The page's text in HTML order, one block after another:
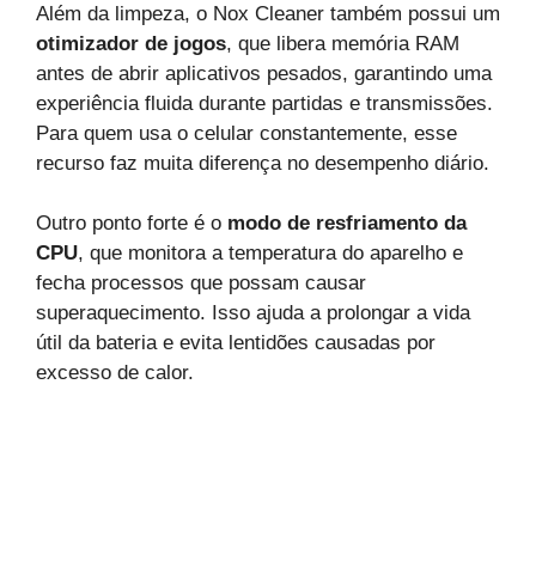
Além da limpeza, o Nox Cleaner também possui um
otimizador de jogos, que libera memória RAM
antes de abrir aplicativos pesados, garantindo uma
experiência fluida durante partidas e transmissões.
Para quem usa o celular constantemente, esse
recurso faz muita diferença no desempenho diário.
Outro ponto forte é o modo de resfriamento da
CPU, que monitora a temperatura do aparelho e
fecha processos que possam causar
superaquecimento. Isso ajuda a prolongar a vida
útil da bateria e evita lentidões causadas por
excesso de calor.